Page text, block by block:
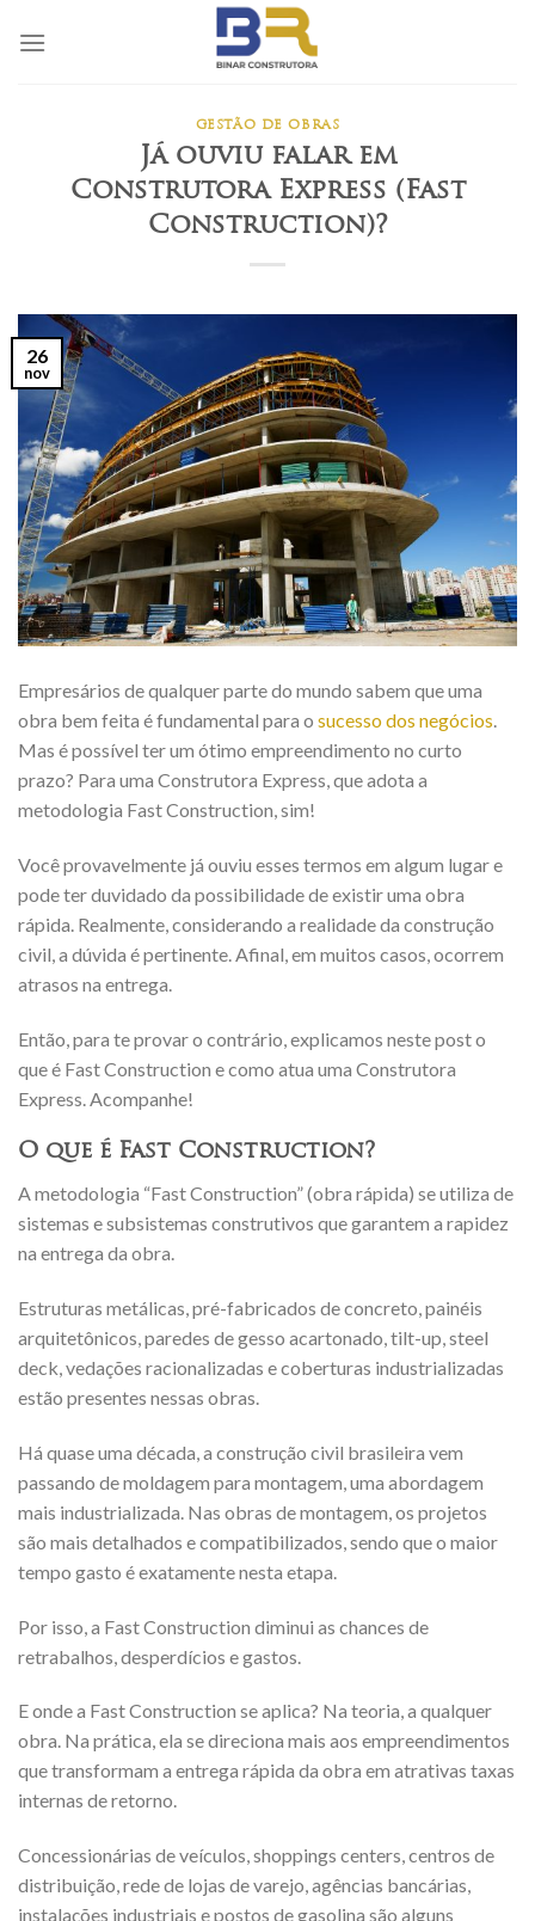
GESTÃO DE OBRAS
Já ouviu falar em
Construtora Express (Fast
Construction)?
26
nov
Empresários de qualquer parte do mundo sabem que uma
obra bem feita é fundamental para o sucesso dos negócios.
Mas é possível ter um ótimo empreendimento no curto
prazo? Para uma Construtora Express, que adota a
metodologia Fast Construction, sim!
Você provavelmente já ouviu esses termos em algum lugar e
pode ter duvidado da possibilidade de existir uma obra
rápida. Realmente, considerando a realidade da construção
civil, a dúvida é pertinente. Afinal, em muitos casos, ocorrem
atrasos na entrega.
Então, para te provar o contrário, explicamos neste post o
que é Fast Construction e como atua uma Construtora
Express. Acompanhe!
O que é Fast Construction?
A metodologia “Fast Construction” (obra rápida) se utiliza de
sistemas e subsistemas construtivos que garantem a rapidez
na entrega da obra.
Estruturas metálicas, pré-fabricados de concreto, painéis
arquitetônicos, paredes de gesso acartonado, tilt-up, steel
deck, vedações racionalizadas e coberturas industrializadas
estão presentes nessas obras.
Há quase uma década, a construção civil brasileira vem
passando de moldagem para montagem, uma abordagem
mais industrializada. Nas obras de montagem, os projetos
são mais detalhados e compatibilizados, sendo que o maior
tempo gasto é exatamente nesta etapa.
Por isso, a Fast Construction diminui as chances de
retrabalhos, desperdícios e gastos.
E onde a Fast Construction se aplica? Na teoria, a qualquer
obra. Na prática, ela se direciona mais aos empreendimentos
que transformam a entrega rápida da obra em atrativas taxas
internas de retorno.
Concessionárias de veículos, shoppings centers, centros de
distribuição, rede de lojas de varejo, agências bancárias,
instalações industriais e postos de gasolina são alguns